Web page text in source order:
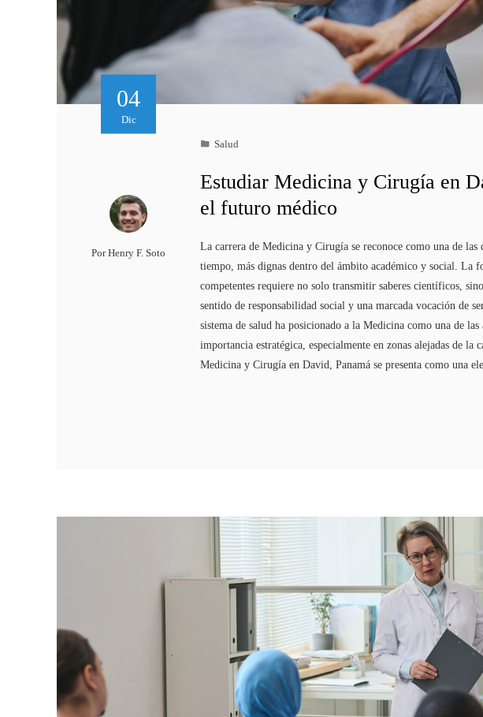
04
Dic
PorHenry F. Soto
Salud
Estudiar Medicina y Cirugía en
el futuro médico
La carrera de Medicina y Cirugía se reconoce como una de
tiempo, más dignas dentro del ámbito académico y social. La
competentes requiere no solo transmitir saberes científicos,
sentido de responsabilidad social y una marcada vocación de
sistema de salud ha posicionado a la Medicina como una de las
importancia estratégica, especialmente en zonas alejadas de la
Medicina y Cirugía en David, Panamá se presenta como una